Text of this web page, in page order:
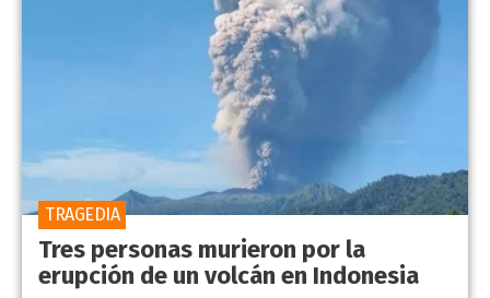
Tres personas murieron por la
erupción de un volcán en Indonesia
TRAGEDIA